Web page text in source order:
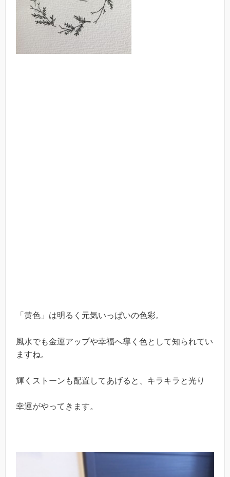
「黄色」は明るく元気いっぱいの色彩。
風水でも金運アップや幸福へ導く色として知られてい
ますね。
輝くストーンも配置してあげると、キラキラと光り
幸運がやってきます。